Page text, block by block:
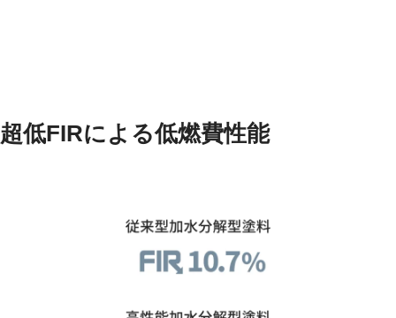
超低FIRによる低燃費性能